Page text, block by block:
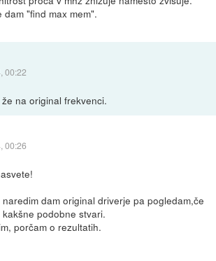
"find max mem".
00:22
na original frekvenci.
00:26
dam original driverje pa pogledam,če
podobne stvari.
porčam o rezultatih.